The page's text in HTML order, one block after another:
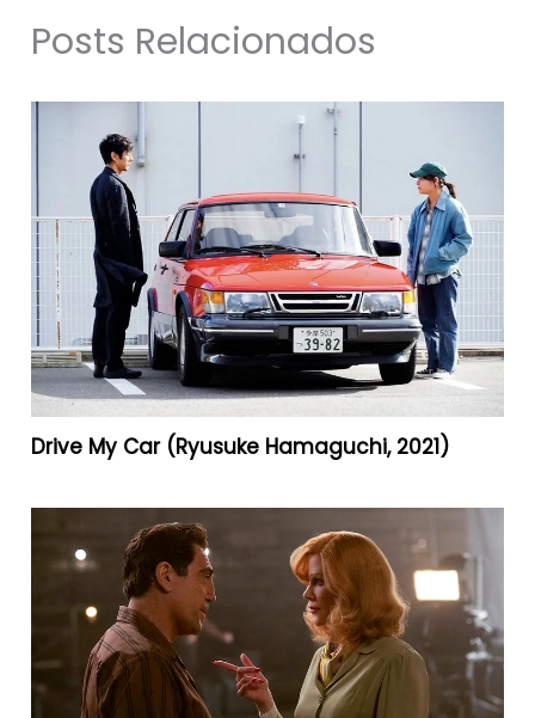
Posts Relacionados
Drive My Car (Ryusuke Hamaguchi, 2021)